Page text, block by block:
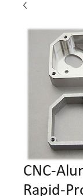
CNC-
Rapid-